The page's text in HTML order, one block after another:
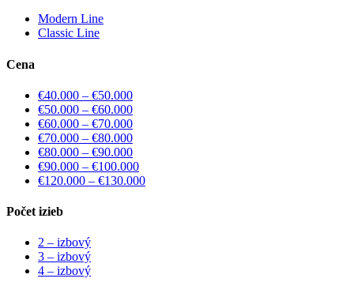
Modern Line
Classic Line
Cena
€40.000 – €50.000
€50.000 – €60.000
€60.000 – €70.000
€70.000 – €80.000
€80.000 – €90.000
€90.000 – €100.000
€120.000 – €130.000
Počet izieb
2 – izbový
3 – izbový
4 – izbový